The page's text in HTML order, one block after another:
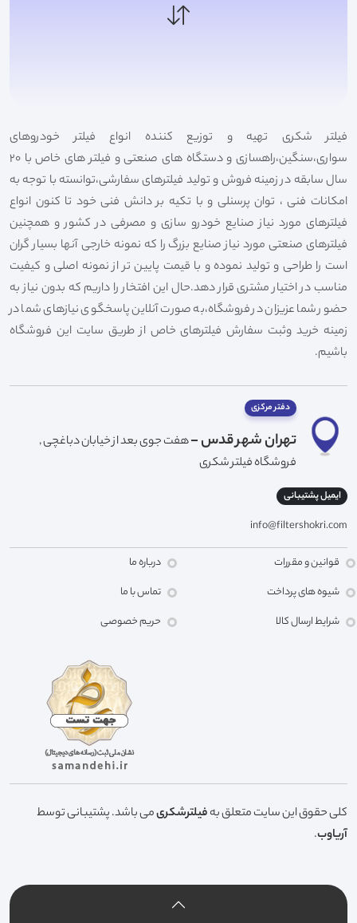
فیلتر شکری تهیه و توزیع کننده انواع فیلتر خودروهای
سواری،سنگین،راهسازی و دستگاه های صنعتی و فیلتر های خاص با 20
سال سابقه در زمینه فروش و تولید فیلترهای سفارشی،توانسته با توجه به
امکانات فنی ، توان پرسنلی و با تکیه بر دانش فنی خود تا کنون انواع
فیلترهای مورد نیاز صنایع خودرو سازی و مصرفی در کشور و همچنین
فیلترهای صنعتی مورد نیاز صنایع بزرگ را که نمونه خارجی آنها بسیار گران
است را طراحی و تولید نموده و با قیمت پایین تر از نمونه اصلی و کیفیت
مناسب در اختیار مشتری قرار دهد.حال این افتخار را داریم که بدون نیاز به
حضور شما عزیزان در فروشگاه،به صورت آنلاین پاسخگوی نیازهای شما در
زمینه خرید وثبت سفارش فیلترهای خاص از طریق سایت این فروشگاه
باشیم.
دفتر مرکزی
تهران شهر قدس -هفت جوی بعد از خیابان دباغچی ,
فروشگاه فیلتر شکری
ایمیل پشتیبانی
info@filtershokri.com
قوانین و مقررات
شیوه های پرداخت
شرایط ارسال کالا
درباره ما
تماس با ما
حریم خصوصی
کلی حقوق این سایت متعلق بهفیلترشکریمی باشد. پشتیبانی توسط
آریاوب.